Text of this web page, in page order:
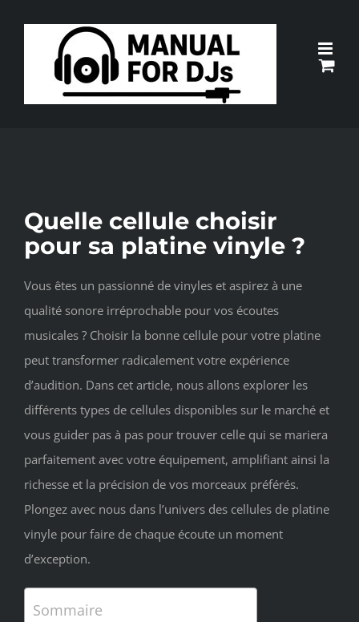
Quelle cellule choisir
pour sa platine vinyle ?
Vous êtes un passionné de vinyles et aspirez à une
qualité sonore irréprochable pour vos écoutes
musicales ? Choisir la bonne cellule pour votre platine
peut transformer radicalement votre expérience
d’audition. Dans cet article, nous allons explorer les
différents types de cellules disponibles sur le marché et
vous guider pas à pas pour trouver celle qui se mariera
parfaitement avec votre équipement, amplifiant ainsi la
richesse et la précision de vos morceaux préférés.
Plongez avec nous dans l’univers des cellules de platine
vinyle pour faire de chaque écoute un moment
d’exception.
Sommaire